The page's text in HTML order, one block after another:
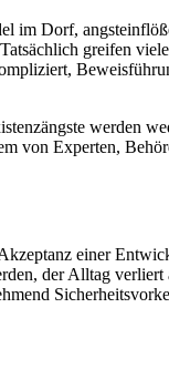
im Dorf,
greifen
werden
von Experten,
einer
der Alltag